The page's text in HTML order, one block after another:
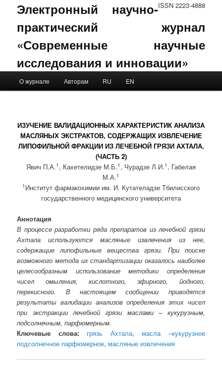
ISSN 2223-4888
Электронный научно-
практический журнал
«Современные научные
исследования и инновации»
Skip to primary content
Skip to secondary content
О журнале Авторам RU EN
ИЗУЧЕНИЕ ВАЛИДАЦИОННЫХ ХАРАКТЕРИСТИК АНАЛИЗА
МАСЛЯНЫХ ЭКСТРАКТОВ, СОДЕРЖАЩИХ ИЗВЛЕЧЕНИЕ
ЛИПОФИЛЬНОЙ ФРАКЦИИ ИЗ ЛЕЧЕБНОЙ ГРЯЗИ АХТАЛА.
(ЧАСТЬ 2)
Явич П.А.1 , Кахетелидзе М.Б.1 , Чурадзе Л.И.1 , Габелая
М.А.1
1 Институт фармакохимии им. И. Кутателадзе Тбилисского
государственного медицинского университета
Аннотация
В процессе разработки ряда препаратов из лечебной грязи
Ахтала используются масляные извлечения из нее,
содержащие липофильные вещества грязи. При поиске
возможного метода их стандартизации оказалось наиболее
целесообразным использование методики определения
чисел омыления, кислотного, эфирного, йодного,
перекисного. В настоящем сообщении приводятся
результаты валидации анализов определения этих чисел
при экстракции лечебной грязи маслами – кукурузным,
подсолнечным, парфюмерным.
Ключевые слова:
грязь Ахтала, масла –кукурузное
подсолнечное парфюмерное, масляные извлечения